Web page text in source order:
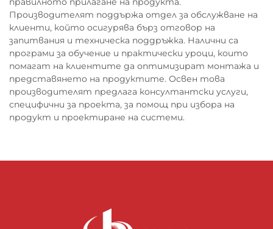
Производителят поддържа отдел за обслужване на
клиенти, който осигурява бърз отговор на
запитвания и техническа поддръжка. Налични са
програми за обучение и практически уроци, които
помагат на клиентите да оптимизират монтажа и
представянето на продуктите. Освен това
производителят предлага консултантски услуги,
специфични за проекта, за помощ при избора на
продукт и проектиране на системи.